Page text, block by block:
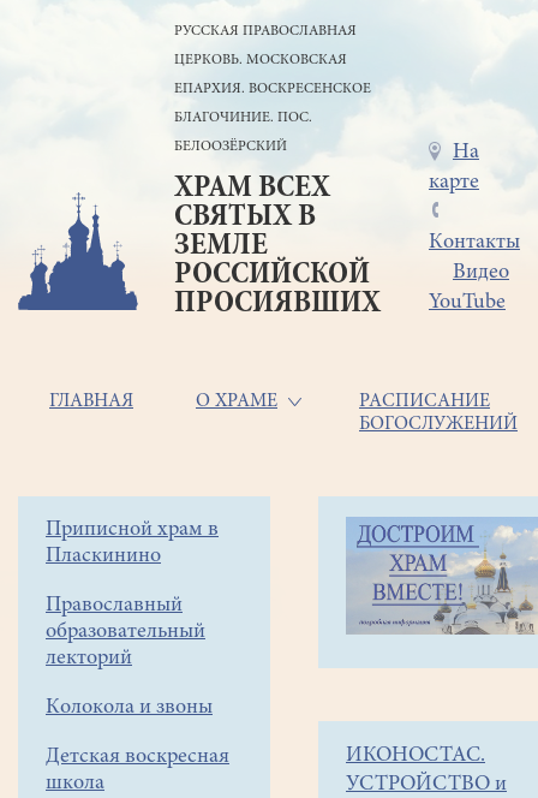
РУССКАЯ ПРАВОСЛАВНАЯ
ЦЕРКОВЬ. МОСКОВСКАЯ
ЕПАРХИЯ. ВОСКРЕСЕНСКОЕ
БЛАГОЧИНИЕ. ПОС.
БЕЛООЗЁРСКИЙ
ХРАМ ВСЕХ
СВЯТЫХ В
ЗЕМЛЕ
РОССИЙСКОЙ
ПРОСИЯВШИХ
Меню
в
шапке
На
карте
Контакты
Видео
YouTube
Основная
ГЛАВНАЯ О ХРАМЕ
РАСПИСАНИЕ
БОГОСЛУЖЕНИЙ
Боковое
меню
Приписной храм в
Пласкинино
Православный
образовательный
лекторий
Колокола и звоны
Детская воскресная
школа
Строка
навигации
Социальная
деятельность
Рыболовный
клуб «Белое
Рыболовного
клуба
ИКОНОСТАС.
УСТРОЙСТВО и